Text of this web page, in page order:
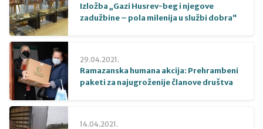
Izložba „Gazi Husrev-beg i njegove
zadužbine – pola milenija u službi dobra“
29.04.2021.
Ramazanska humana akcija: Prehrambeni
paketi za najugroženije članove društva
14.04.2021.